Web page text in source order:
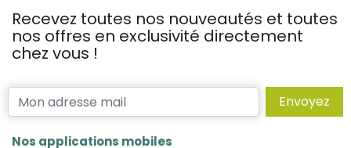
Recevez toutes nos nouveautés et toutes
nos offres en exclusivité directement
chez vous !
Envoyez
Nos applications mobiles